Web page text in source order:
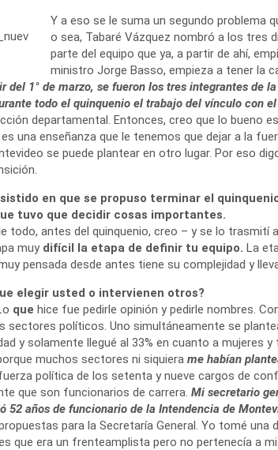
Y a eso se le suma un segundo problema
o sea, Tabaré Vázquez nombró a los tres
parte del equipo que ya, a partir de ahí,
ministro Jorge Basso, empieza a tener la
del 1° de marzo, se fueron los tres integrantes de
todo el quinquenio el trabajo del vínculo con
departamental. Entonces, creo que lo bueno
una enseñanza que le tenemos que dejar a la
se puede plantear en otro lugar. Por eso
en que se propuso terminar el
tuvo que decidir cosas importantes.
todo, antes del quinquenio, creo – y se lo trasmití
muy difícil la etapa de definir tu equipo. La
pensada desde antes tiene su complejidad y
elegir usted o intervienen otros?
que hice fue pedirle opinión y pedirle nombres.
sectores políticos. Uno simultáneamente se
y solamente llegué al 33% en cuanto a mujeres
muchos sectores ni siquiera me habían
política de los setenta y nueve cargos de
que son funcionarios de carrera. Mi secretario
52 años de funcionario de la Intendencia de
para la Secretaría General. Yo tomé
que era un frenteamplista pero no pertenecía a